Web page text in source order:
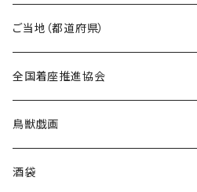
トートバッグ
国道0～99号線
国道100～199号線
Tシャツ
キャップ
ステッカー
ROUTE 0～99号線
ROUTE100～199号線
Tシャツ
ROUTE 0～99号線
ROUTE 100～199号線
キャップ
ROUTE 0～99号線
ご当地（都道府県）
北海道
青森県
岩手県
全国着座推進協会
ステッカー
鳥獣戯画
酒袋